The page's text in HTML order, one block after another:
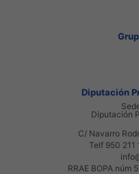
Diputación
Diputación
C/ Navarro
Telf 950 211
RRAE BOPA núm